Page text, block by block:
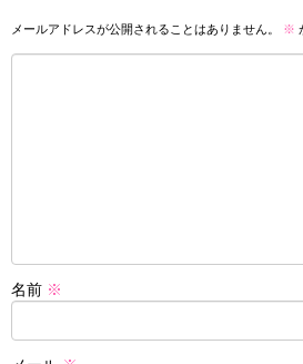
メールアドレスが公開されることはありません。 ※
名前 ※